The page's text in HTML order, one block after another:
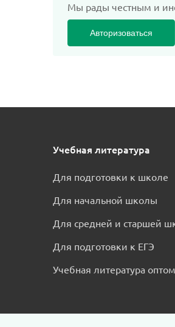
Мы рады честным и
Авторизоваться
Учебная литература
Для подготовки к школе
Для начальной школы
Для средней и старшей
Для подготовки к ЕГЭ
Учебная литература оптом